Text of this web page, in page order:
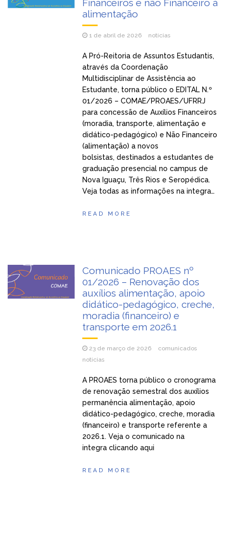
Financeiros e não Financeiro à
alimentação
1 de abril de 2026 noticias
A Pró-Reitoria de Assuntos Estudantis,
através da Coordenação
Multidisciplinar de Assistência ao
Estudante, torna público o EDITAL N.º
01/2026 – COMAE/PROAES/UFRRJ
para concessão de Auxílios Financeiros
(moradia, transporte, alimentação e
didático-pedagógico) e Não Financeiro
(alimentação) a novos
bolsistas, destinados a estudantes de
graduação presencial no campus de
Nova Iguaçu, Três Rios e Seropédica.
Veja todas as informações na integra…
READ MORE
Comunicado PROAES nº
01/2026 – Renovação dos
auxílios alimentação, apoio
didático-pedagógico, creche,
moradia (financeiro) e
transporte em 2026.1
23 de março de 2026
comunicados
noticias
A PROAES torna público o cronograma
de renovação semestral dos auxílios
permanência alimentação, apoio
didático-pedagógico, creche, moradia
(financeiro) e transporte referente a
2026.1. Veja o comunicado na
integra clicando aqui
READ MORE